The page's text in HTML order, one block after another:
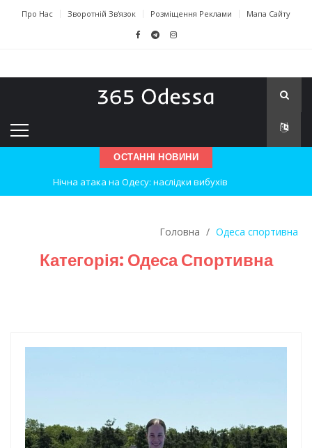
Про Нас Зворотній Зв'язок Розміщення Реклами Мапа Сайту
ОСТАННІ НОВИНИ
Нічна атака на Одесу: наслідки вибухів
Інновації в техніці: Воркшоп для юних винахідників
Успіхи одеситів на європейському чемпіонаті з карате
Нічна атака на Одесу: наслідки обстрілу
Головна / Одеса спортивна
Категорія: Одеса Спортивна